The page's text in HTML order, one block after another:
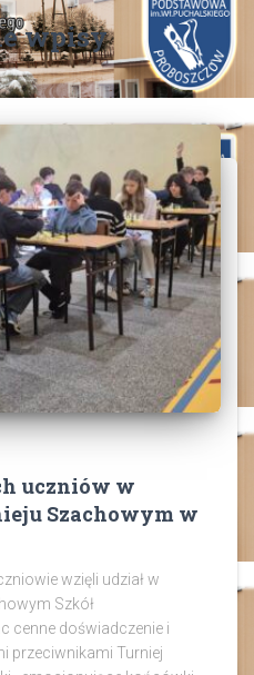
wpisy
uczniów w
Szachowym w
wzięli udział w
Szkół
cenne doświadczenie i
przeciwnikami Turniej